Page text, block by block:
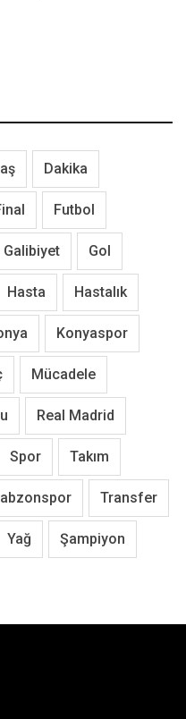
Dakika
Futbol
Galibiyet Gol
Hasta Hastalık
Konyaspor
Mücadele
Real Madrid
Spor Takım
Transfer
Yağ Şampiyon